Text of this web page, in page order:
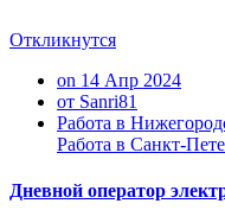
Откликнутся
on 14 Апр 2024
от Sanri81
Работа в
Работа в Санкт-
Дневной оператор